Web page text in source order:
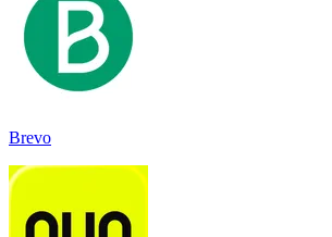
Brevo